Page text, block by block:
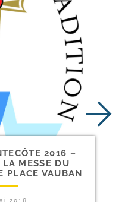
2016 –
LA MESSE DU
PLACE VAUBAN
2016